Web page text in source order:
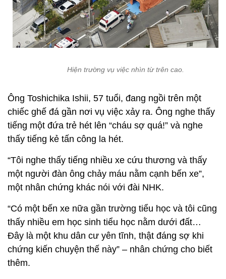
Hiện trường vụ việc nhìn từ trên cao.
Ông Toshichika Ishii, 57 tuổi, đang ngồi trên một
chiếc ghế đá gần nơi vụ việc xảy ra. Ông nghe thấy
tiếng một đứa trẻ hét lên “cháu sợ quá!” và nghe
thấy tiếng kẻ tấn công la hét.
“Tôi nghe thấy tiếng nhiều xe cứu thương và thấy
một người đàn ông chảy máu nằm cạnh bến xe”,
một nhân chứng khác nói với đài NHK.
“Có một bến xe nữa gần trường tiểu học và tôi cũng
thấy nhiều em học sinh tiểu học nằm dưới đất…
Đây là một khu dân cư yên tĩnh, thật đáng sợ khi
chứng kiến chuyện thế này” – nhân chứng cho biết
thêm.